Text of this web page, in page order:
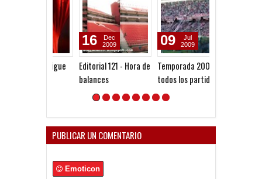
Editorial 121 - Hora de
balances
16
Dec
2009
Temporada 2008/09:
todos los partidos
09
Jul
2009
PUBLICAR UN COMENTARIO
Emoticon